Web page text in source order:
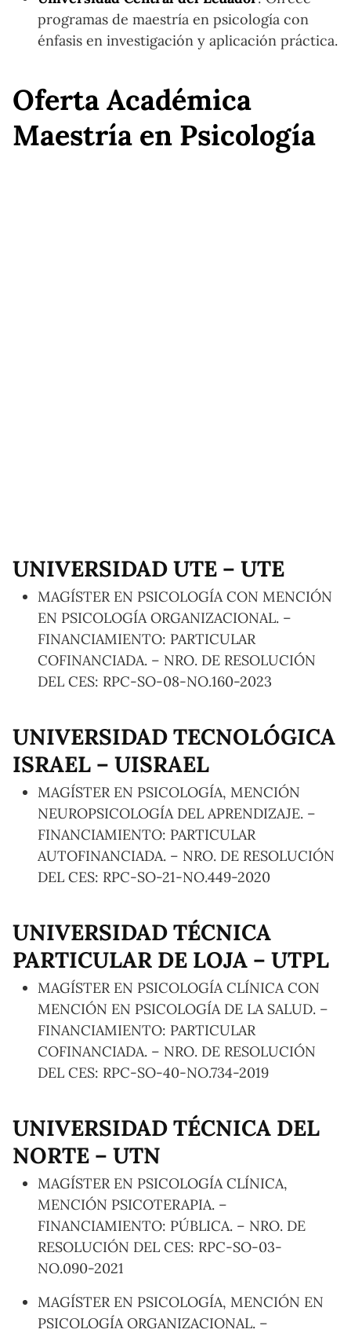
programas de maestría en psicología con
énfasis en investigación y aplicación práctica.
Oferta Académica
Maestría en Psicología
UNIVERSIDAD UTE – UTE
MAGÍSTER EN PSICOLOGÍA CON MENCIÓN
EN PSICOLOGÍA ORGANIZACIONAL. –
FINANCIAMIENTO: PARTICULAR
COFINANCIADA. – NRO. DE RESOLUCIÓN
DEL CES: RPC-SO-08-NO.160-2023
UNIVERSIDAD TECNOLÓGICA
ISRAEL – UISRAEL
MAGÍSTER EN PSICOLOGÍA, MENCIÓN
NEUROPSICOLOGÍA DEL APRENDIZAJE. –
FINANCIAMIENTO: PARTICULAR
AUTOFINANCIADA. – NRO. DE RESOLUCIÓN
DEL CES: RPC-SO-21-NO.449-2020
UNIVERSIDAD TÉCNICA
PARTICULAR DE LOJA – UTPL
MAGÍSTER EN PSICOLOGÍA CLÍNICA CON
MENCIÓN EN PSICOLOGÍA DE LA SALUD. –
FINANCIAMIENTO: PARTICULAR
COFINANCIADA. – NRO. DE RESOLUCIÓN
DEL CES: RPC-SO-40-NO.734-2019
UNIVERSIDAD TÉCNICA DEL
NORTE – UTN
MAGÍSTER EN PSICOLOGÍA CLÍNICA,
MENCIÓN PSICOTERAPIA. –
FINANCIAMIENTO: PÚBLICA. – NRO. DE
RESOLUCIÓN DEL CES: RPC-SO-03-
NO.090-2021
MAGÍSTER EN PSICOLOGÍA, MENCIÓN EN
PSICOLOGÍA ORGANIZACIONAL. –